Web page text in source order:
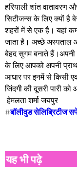
हरियाली शांत वातावरण
सिटीजन्स के लिए क्यों
शहरों में से एक है। यहां
जाता है। अच्छे अस्पताल
बेहद सुगम बनाते
के लिए आपको अपनी
आधार पर इनमें से किसी
जिंदगी की दूसरी पारी
हेमलता शर्मा जयपुर
#बॉलीवुड सेलिब्रिटीज
यह भी पढ़े